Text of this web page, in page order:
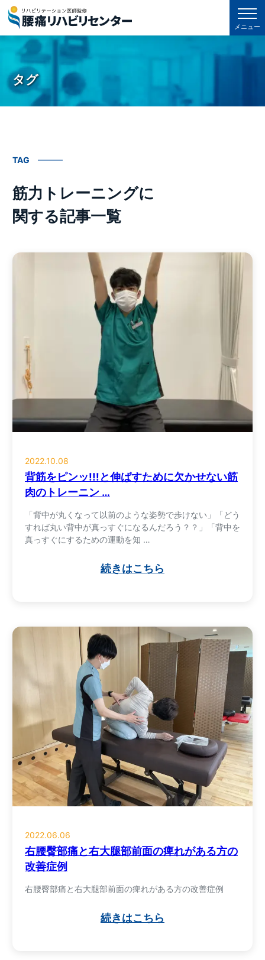
メニュー
タグ
TAG
筋力トレーニングに
関する記事一覧
2022.10.08
背筋をピンッ!!!と伸ばすために欠かせない筋
肉のトレーニン …
「背中が丸くなって以前のような姿勢で歩けない」「どう
すれば丸い背中が真っすぐになるんだろう？？」「背中を
真っすぐにするための運動を知 …
続きはこちら
2022.06.06
右腰臀部痛と右大腿部前面の痺れがある方の
改善症例
右腰臀部痛と右大腿部前面の痺れがある方の改善症例
続きはこちら